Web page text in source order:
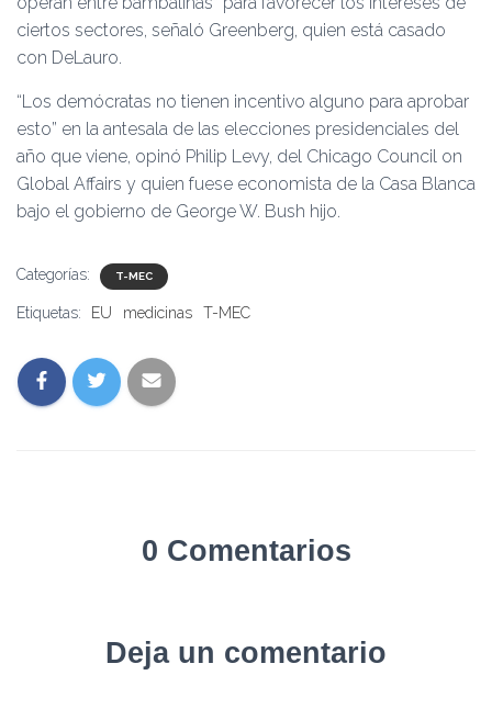
ciertos sectores, señaló Greenberg, quien está casado
con DeLauro.
“Los demócratas no tienen incentivo alguno para aprobar
esto” en la antesala de las elecciones presidenciales del
año que viene, opinó Philip Levy, del Chicago Council on
Global Affairs y quien fuese economista de la Casa Blanca
bajo el gobierno de George W. Bush hijo.
Categorías: T-MEC
Etiquetas: EU medicinas T-MEC
0 Comentarios
Deja un comentario